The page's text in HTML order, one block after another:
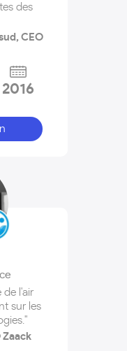
des
CEO
2016
de l'air
sur les
Zaack